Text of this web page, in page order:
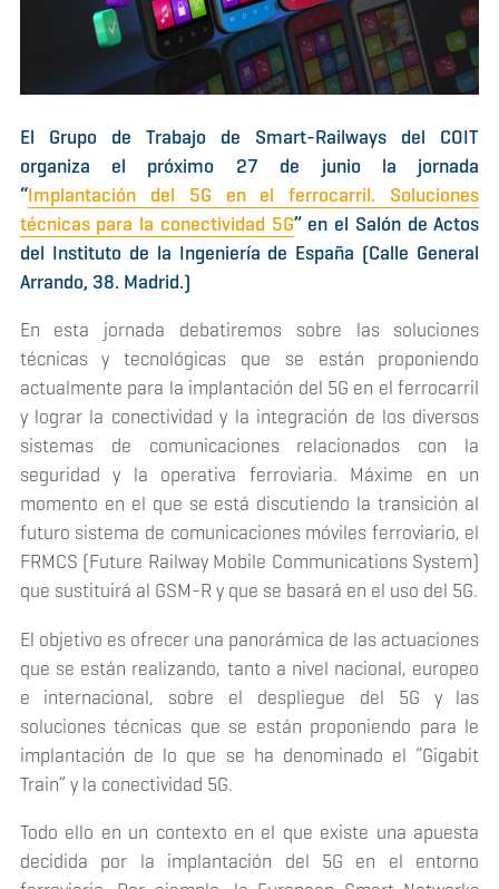
El Grupo de Trabajo de Smart-Railways del COIT
organiza el próximo 27 de junio la jornada
“Implantación del 5G en el ferrocarril. Soluciones
técnicas para la conectividad 5G” en el Salón de Actos
del Instituto de la Ingeniería de España (Calle General
Arrando, 38. Madrid.)
En esta jornada debatiremos sobre las soluciones
técnicas y tecnológicas que se están proponiendo
actualmente para la implantación del 5G en el ferrocarril
y lograr la conectividad y la integración de los diversos
sistemas de comunicaciones relacionados con la
seguridad y la operativa ferroviaria. Máxime en un
momento en el que se está discutiendo la transición al
futuro sistema de comunicaciones móviles ferroviario, el
FRMCS (Future Railway Mobile Communications System)
que sustituirá al GSM-R y que se basará en el uso del 5G.
El objetivo es ofrecer una panorámica de las actuaciones
que se están realizando, tanto a nivel nacional, europeo
e internacional, sobre el despliegue del 5G y las
soluciones técnicas que se están proponiendo para le
implantación de lo que se ha denominado el “Gigabit
Train” y la conectividad 5G.
Todo ello en un contexto en el que existe una apuesta
decidida por la implantación del 5G en el entorno